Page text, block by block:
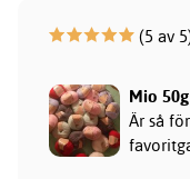
(5 av
Mio
Är så